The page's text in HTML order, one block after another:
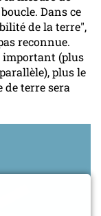
Dans ce
de la terre",
reconnue.
important (plus
plus le
de terre sera